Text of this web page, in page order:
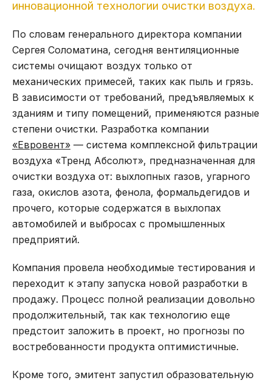
инновационной технологии очистки воздуха.
По словам генерального директора компании
Сергея Соломатина, сегодня вентиляционные
системы очищают воздух только от
механических примесей, таких как пыль и грязь.
В зависимости от требований, предъявляемых к
зданиям и типу помещений, применяются разные
степени очистки. Разработка компании
«Евровент» — система комплексной фильтрации
воздуха «Тренд Абсолют», предназначенная для
очистки воздуха от: выхлопных газов, угарного
газа, окислов азота, фенола, формальдегидов и
прочего, которые содержатся в выхлопах
автомобилей и выбросах с промышленных
предприятий.
Компания провела необходимые тестирования и
переходит к этапу запуска новой разработки в
продажу. Процесс полной реализации довольно
продолжительный, так как технологию еще
предстоит заложить в проект, но прогнозы по
востребованности продукта оптимистичные.
Кроме того, эмитент запустил образовательную